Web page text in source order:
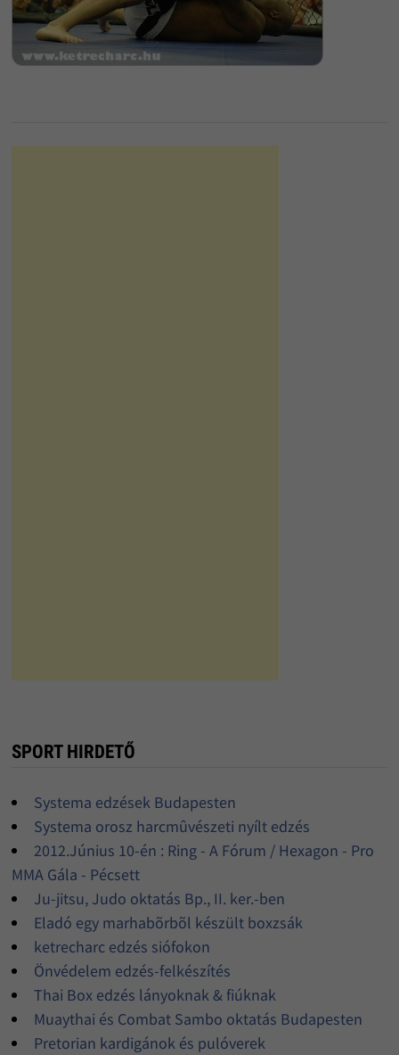
SPORT HIRDETŐ
Systema edzések Budapesten
Systema orosz harcmûvészeti nyílt edzés
2012.Június 10-én : Ring - A Fórum / Hexagon - Pro
MMA Gála - Pécsett
Ju-jitsu, Judo oktatás Bp., II. ker.-ben
Eladó egy marhabõrbõl készült boxzsák
ketrecharc edzés siófokon
Önvédelem edzés-felkészítés
Thai Box edzés lányoknak & fiúknak
Muaythai és Combat Sambo oktatás Budapesten
Pretorian kardigánok és pulóverek